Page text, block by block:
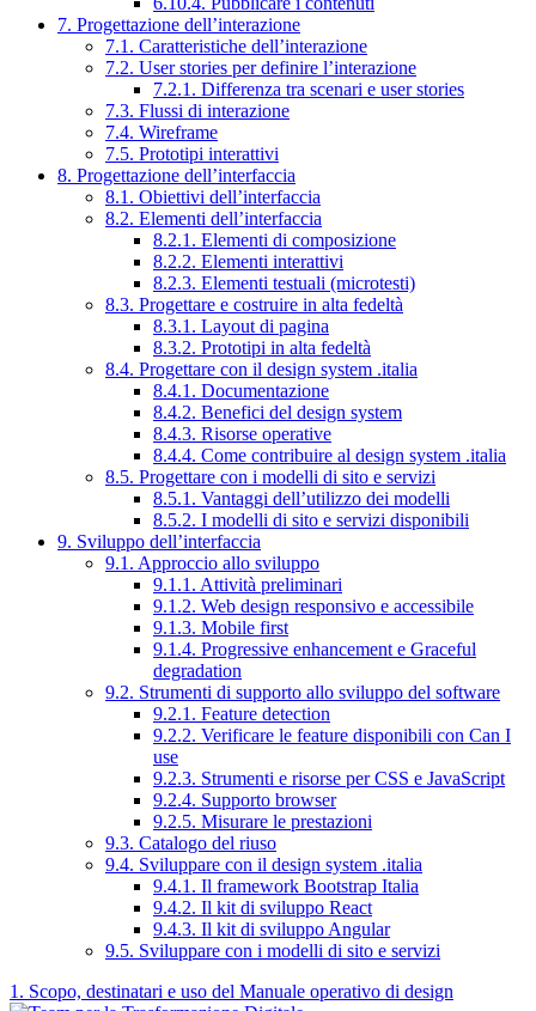
7. Progettazione dell’interazione
7.1. Caratteristiche dell’interazione
7.2. User stories per definire l’interazione
7.2.1. Differenza tra scenari e user stories
7.3. Flussi di interazione
7.4. Wireframe
7.5. Prototipi interattivi
8. Progettazione dell’interfaccia
8.1. Obiettivi dell’interfaccia
8.2. Elementi dell’interfaccia
8.2.1. Elementi di composizione
8.2.2. Elementi interattivi
8.2.3. Elementi testuali (microtesti)
8.3. Progettare e costruire in alta fedeltà
8.3.1. Layout di pagina
8.3.2. Prototipi in alta fedeltà
8.4. Progettare con il design system .italia
8.4.1. Documentazione
8.4.2. Benefici del design system
8.4.3. Risorse operative
8.4.4. Come contribuire al design system .italia
8.5. Progettare con i modelli di sito e servizi
8.5.1. Vantaggi dell’utilizzo dei modelli
8.5.2. I modelli di sito e servizi disponibili
9. Sviluppo dell’interfaccia
9.1. Approccio allo sviluppo
9.1.1. Attività preliminari
9.1.2. Web design responsivo e accessibile
9.1.3. Mobile first
9.1.4. Progressive enhancement e Graceful
degradation
9.2. Strumenti di supporto allo sviluppo del software
9.2.1. Feature detection
9.2.2. Verificare le feature disponibili con Can I
use
9.2.3. Strumenti e risorse per CSS e JavaScript
9.2.4. Supporto browser
9.2.5. Misurare le prestazioni
9.3. Catalogo del riuso
9.4. Sviluppare con il design system .italia
9.4.1. Il framework Bootstrap Italia
9.4.2. Il kit di sviluppo React
9.4.3. Il kit di sviluppo Angular
9.5. Sviluppare con i modelli di sito e servizi
1. Scopo, destinatari e uso del Manuale operativo di design